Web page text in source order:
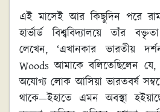
এই মাসেই আর কিছুদিন পরে
হার্ভার্ড বিশ্ববিদ্যালয়ে তাঁর
লেখেন, ‘এখানকার ভারতীয়
Woods আমাকে বলিতেছিলেন
অযোগ্য লোক আসিয়া ভারতবর্ষ
থাকে—ইহাতে এমন অবস্থা